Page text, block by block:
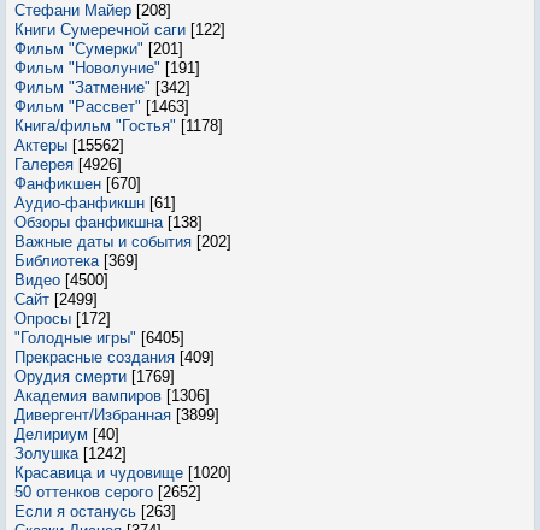
Стефани Майер [208]
Книги Сумеречной саги [122]
Фильм "Сумерки" [201]
Фильм "Новолуние" [191]
Фильм "Затмение" [342]
Фильм "Рассвет" [1463]
Книга/фильм "Гостья" [1178]
Актеры [15562]
Галерея [4926]
Фанфикшен [670]
Аудио-фанфикшн [61]
Обзоры фанфикшна [138]
Важные даты и события [202]
Библиотека [369]
Видео [4500]
Сайт [2499]
Опросы [172]
"Голодные игры" [6405]
Прекрасные создания [409]
Орудия смерти [1769]
Академия вампиров [1306]
Дивергент/Избранная [3899]
Делириум [40]
Золушка [1242]
Красавица и чудовище [1020]
50 оттенков серого [2652]
Если я останусь [263]